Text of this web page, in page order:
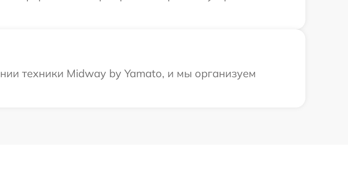
техники Midway by Yamato, и мы организуем